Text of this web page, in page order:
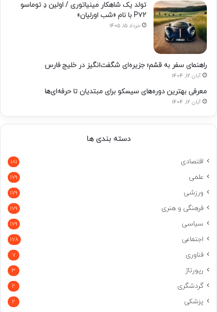
تولد یک شاهکار مینیاتوری / اولین دِ توماسو
P۷۲ با نام «شب اورلیان»
خرداد 15, 1405
راهنمای سفر به قشم؛ جزیره‌ای شگفت‌انگیز در خلیج فارس
آبان 12, 1404
معرفی بهترین دوره‌های سیسکو برای مبتدیان تا حرفه‌ای‌ها
آبان 12, 1404
دسته بندی ها
اقتصادی 181
علمی 179
ورزشی 179
فرهنگی و هنری 179
سیاسی 179
اجتماعی 178
فناوری 7
رپورتاژ 3
گردشگری 2
پزشکی 2